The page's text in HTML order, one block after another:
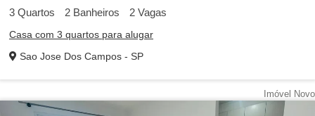
3 Quartos 2 Banheiros 2 Vagas
Casa com 3 quartos para alugar
Sao Jose Dos Campos - SP
Imóvel Novo